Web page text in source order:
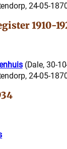
24-05-
1910-
(Dale, 30-
24-05-